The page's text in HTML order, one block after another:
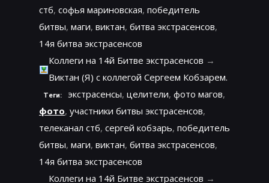
стб, софья мариновская, победитель
битвы, маги, виктан, битва экстрасенсов,
14я битва экстрасенсов
Коллеги на 14й Битве экстрасенсов →
Виктан (Я) с коллегой Сергеем Кобзарем.
Теги: экстрасенсы, целители, фото магов,
фото, участники битвы экстрасенсов,
телеканал стб, сергей кобзарь, победитель
битвы, маги, виктан, битва экстрасенсов,
14я битва экстрасенсов
Коллеги на 14й Битве экстрасенсов →